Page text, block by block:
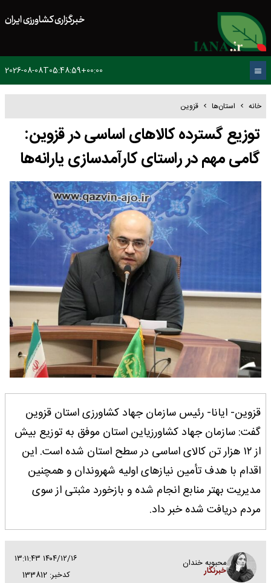
خبرگزاری کشاورزی ایران
2026-08-08T05:48:59+00:00
خانه استان‌ها قزوین
توزیع گسترده کالاهای اساسی در قزوین:
گامی مهم در راستای کارآمدسازی یارانه‌ها
قزوین- ایانا- رئیس سازمان جهاد کشاورزی استان قزوین
گفت: سازمان جهاد کشاورزیاین استان موفق به توزیع بیش
از ۱۲ هزار تن کالای اساسی در سطح استان شده است. این
اقدام با هدف تأمین نیازهای اولیه شهروندان و همچنین
مدیریت بهتر منابع انجام شده و بازخورد مثبتی از سوی
مردم دریافت شده خبر داد.
محبوبه خندان
خبرنگار
۱۴۰۴/۱۲/۱۶ ۱۳:۱۱:۴۳
کدخبر: 133812